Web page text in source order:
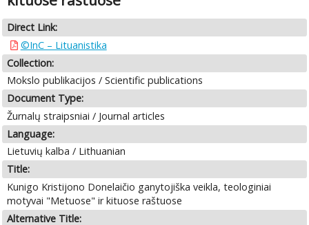
Direct Link:
©InC – Lituanistika
Collection:
Mokslo publikacijos / Scientific publications
Document Type:
Žurnalų straipsniai / Journal articles
Language:
Lietuvių kalba / Lithuanian
Title:
Kunigo Kristijono Donelaičio ganytojiška veikla, teologiniai
motyvai "Metuose" ir kituose raštuose
Alternative Title: